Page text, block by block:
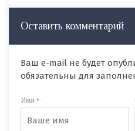
Оставить комментарий
Ваш e-mail не будет
обязательны для
Имя *